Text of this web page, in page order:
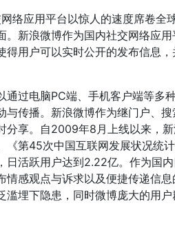
络应用平台以惊人的速度席卷全
新浪微博作为国内社交网络应用
用户可以实时公开的发布信息
过电脑PC端、手机客户端等多
传播。新浪微博作为继门户、
分享。自2009年8月上线以来，
《第45次中国互联网发展状况统
活跃用户达到2.22亿。作为国
感观点与诉求以及便捷传递信
埋下隐患，同时微博庞大的用